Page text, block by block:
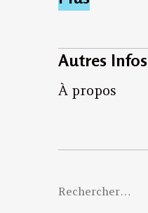
Autres Infos
À propos
Rechercher :